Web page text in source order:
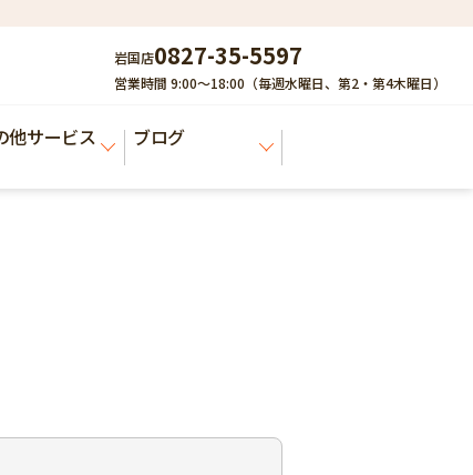
岩国店0827-35-5597
営業時間 9:00～18:00（毎週水曜日、第2・第4木曜日）
他サービス ブログ